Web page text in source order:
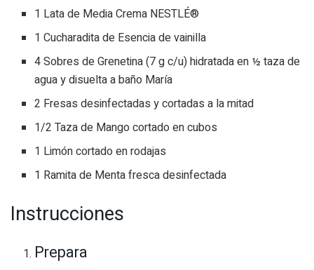
1 Lata de Media Crema NESTLÉ®
1 Cucharadita de Esencia de vainilla
4 Sobres de Grenetina (7 g c/u) hidratada en ½ taza de
agua y disuelta a baño María
2 Fresas desinfectadas y cortadas a la mitad
1/2 Taza de Mango cortado en cubos
1 Limón cortado en rodajas
1 Ramita de Menta fresca desinfectada
Instrucciones
Prepara